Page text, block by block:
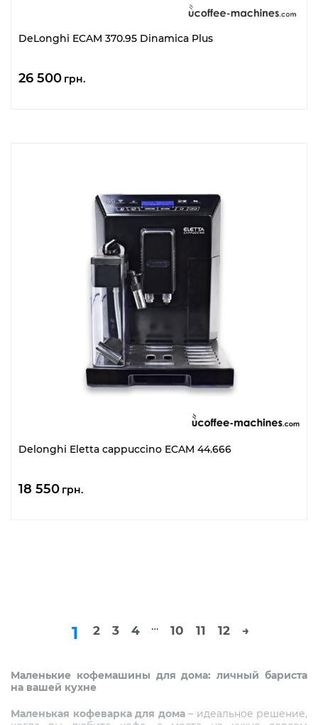
DeLonghi ECAM 370.95 Dinamica Plus
26 500 грн.
Delonghi Eletta cappuccino ECAM 44.666
18 550 грн.
1 2 3 4 … 10 11 12 →
Маленькие кофемашины для дома: личный бариста
на вашей кухне
Маленькая кофеварка для дома– идеальное решение,